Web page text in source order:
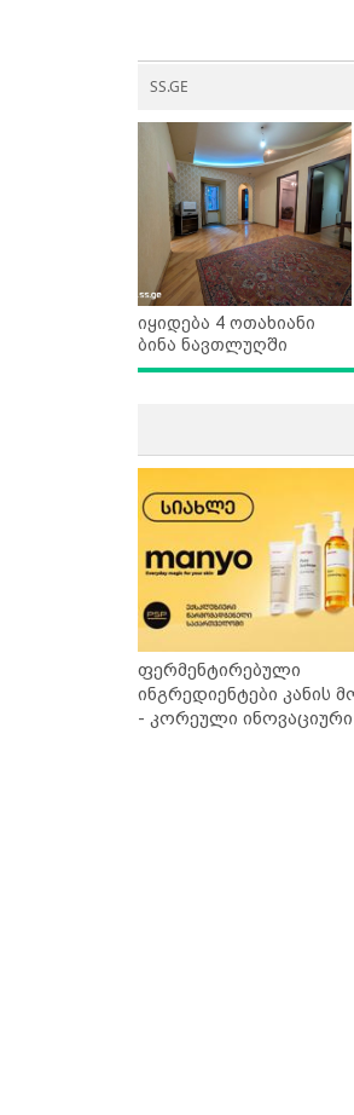
SS.GE
იყიდება 4 ოთახიანი
ბინა ნავთლუღში
ფერმენტირებული
ინგრედიენტები კანის
- კორეული ინოვაციური